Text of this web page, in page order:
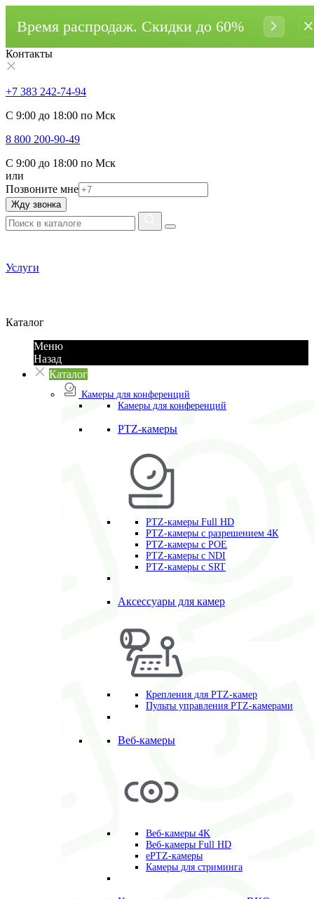
Время распродаж. Cкидки до 60%
Контакты
+7 383 242-74-94
С 9:00 до 18:00 по Мск
8 800 200-90-49
С 9:00 до 18:00 по Мск
или
Позвоните мне
Жду звонка
Услуги
Каталог
Меню
Назад
Каталог
Камеры для конференций
Камеры для конференций
PTZ-камеры
PTZ-камеры Full HD
PTZ-камеры с разрешением 4К
PTZ-камеры с POE
PTZ-камеры c NDI
PTZ-камеры с SRT
Аксессуары для камер
Крепления для PTZ-камер
Пульты управления PTZ-камерами
Веб-камеры
Веб-камеры 4K
Веб-камеры Full HD
ePTZ-камеры
Камеры для стриминга